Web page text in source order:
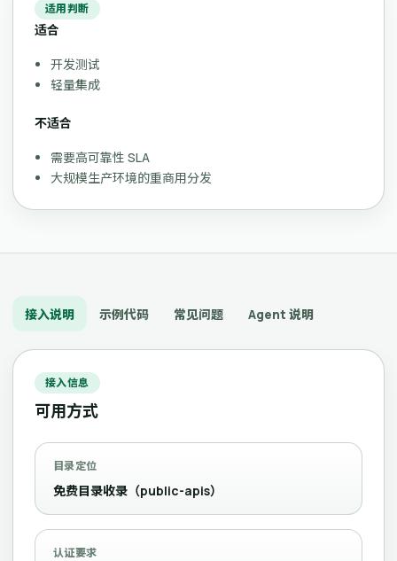
适用判断
适合
开发测试
轻量集成
不适合
需要高可靠性 SLA
大规模生产环境的重商用分发
接入说明 示例代码 常见问题 Agent 说明
接入信息
可用方式
目录定位
免费目录收录（public-apis）
认证要求